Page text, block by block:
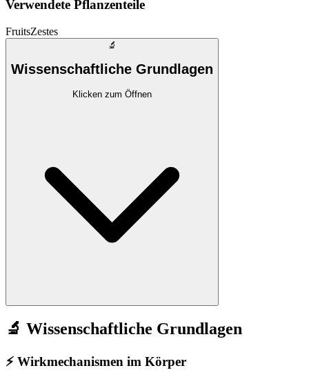
Verwendete Pflanzenteile
FruitsZestes
🔬
Wissenschaftliche Grundlagen
Klicken zum Öffnen
🔬 Wissenschaftliche Grundlagen
⚡ Wirkmechanismen im Körper